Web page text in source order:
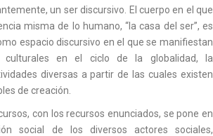
un ser discursivo. El cuerpo en el que
misma de lo humano, “la casa del ser”, es
espacio discursivo en el que se manifiestan
culturales en el ciclo de la globalidad, la
diversas a partir de las cuales existen
de creación.
con los recursos enunciados, se pone en
social de los diversos actores sociales,